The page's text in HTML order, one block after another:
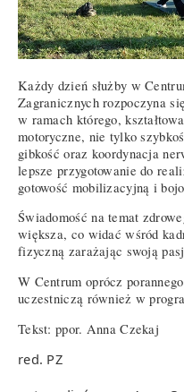
Każdy dzień służby w
Zagranicznych rozpoczyna
w ramach którego,
motoryczne, nie tylko
gibkość oraz koordynacja
lepsze przygotowanie do
gotowość mobilizacyjną i
Świadomość na temat
większa, co widać wśród
fizyczną zarażając swoją
W Centrum oprócz
uczestniczą również w
Tekst: ppor. Anna Czekaj
red. PZ